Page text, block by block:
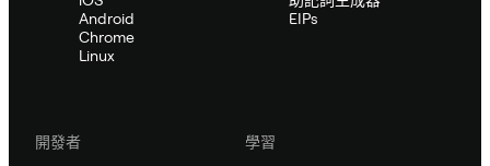
Android
Chrome
Linux
EIPs
開發者
學習